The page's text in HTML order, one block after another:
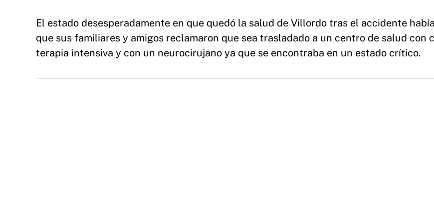
El estado desesperadamente en que quedó la salud de Villordo tras el accidente
que sus familiares y amigos reclamaron que sea trasladado a un centro de salud con
terapia intensiva y con un neurocirujano ya que se encontraba en un estado crítico.